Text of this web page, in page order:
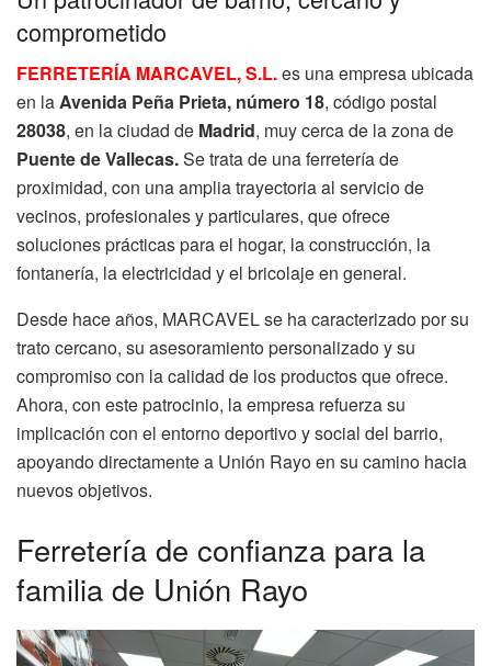
comprometido
FERRETERÍA MARCAVEL, S.L.es una empresa ubicada
en laAvenida Peña Prieta, número 18, código postal
28038, en la ciudad de Madrid, muy cerca de la zona de
Puente de Vallecas.Se trata de una ferretería de
proximidad, con una amplia trayectoria al servicio de
vecinos, profesionales y particulares, que ofrece
soluciones prácticas para el hogar, la construcción, la
fontanería, la electricidad y el bricolaje en general.
Desde hace años, MARCAVEL se ha caracterizado por su
trato cercano, su asesoramiento personalizado y su
compromiso con la calidad de los productos que ofrece.
Ahora, con este patrocinio, la empresa refuerza su
implicación con el entorno deportivo y social del barrio,
apoyando directamente a Unión Rayo en su camino hacia
nuevos objetivos.
Ferretería de confianza para la
familia de Unión Rayo